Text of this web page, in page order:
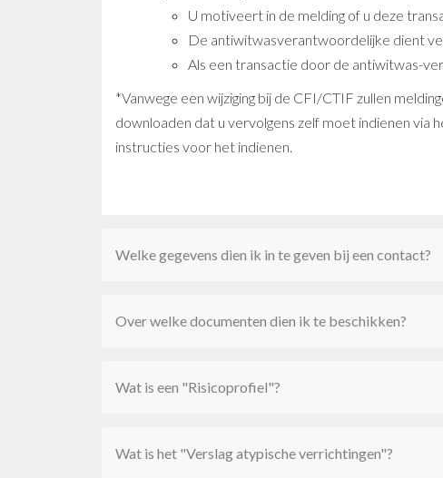
U motiveert in de melding of u deze
De antiwitwasverantwoordelijke dient
Als een transactie door de antiwitwas-
*Vanwege een wijziging bij de CFI/CTIF zullen
downloaden dat u vervolgens zelf moet indienen via
instructies voor het indienen.
Welke gegevens dien ik in te geven bij een contact?
Over welke documenten dien ik te beschikken?
Wat is een "Risicoprofiel"?
Wat is het "Verslag atypische verrichtingen"?